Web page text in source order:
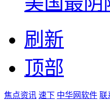
刷新
顶部
焦点资讯 速下 中华网软件 联